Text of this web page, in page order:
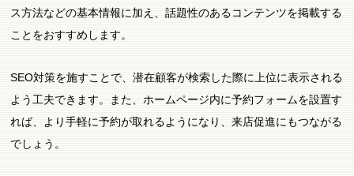
ス方法などの基本情報に加え、話題性のあるコンテンツを掲載する
ことをおすすめします。
SEO対策を施すことで、潜在顧客が検索した際に上位に表示される
よう工夫できます。また、ホームページ内に予約フォームを設置す
れば、より手軽に予約が取れるようになり、来店促進にもつながる
でしょう。